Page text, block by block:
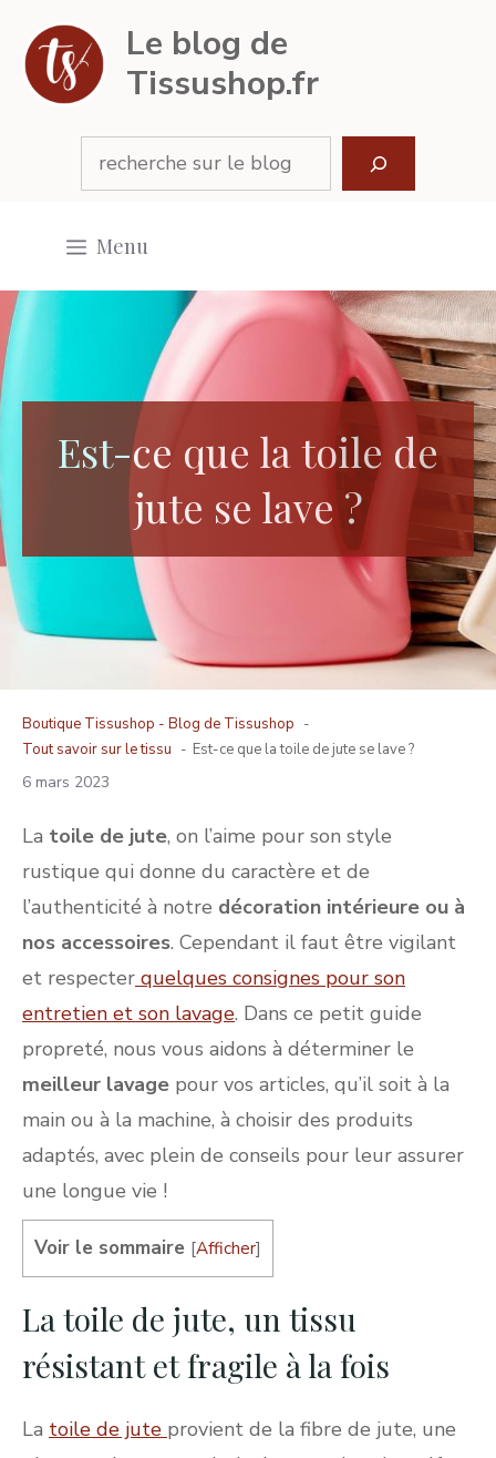
contenu
Le blog de
Tissushop.fr
Rechercher
Menu
Est-ce que la toile de
jute se lave ?
Boutique Tissushop - Blog de Tissushop
Tout savoir sur le tissu
Est-ce que la toile de jute se lave ?
6 mars 2023
La toile de jute, on l’aime pour son style
rustique qui donne du caractère et de
l’authenticité à notre décoration intérieure ou à
nos accessoires. Cependant il faut être vigilant
et respecter quelques consignes pour son
entretien et son lavage. Dans ce petit guide
propreté, nous vous aidons à déterminer le
meilleur lavage pour vos articles, qu’il soit à la
main ou à la machine, à choisir des produits
adaptés, avec plein de conseils pour leur assurer
une longue vie !
Voir le sommaire [Afficher]
La toile de jute, un tissu
résistant et fragile à la fois
La toile de jute provient de la fibre de jute, une